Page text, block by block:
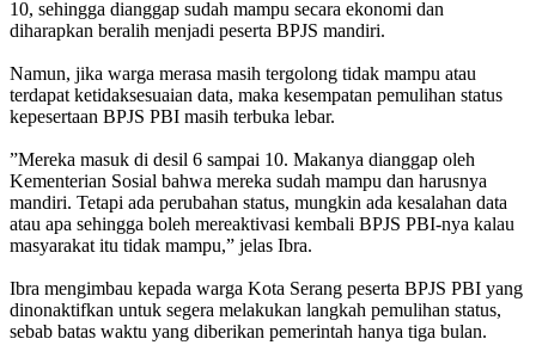
10, sehingga dianggap sudah mampu secara ekonomi dan
diharapkan beralih menjadi peserta BPJS mandiri.
‎Namun, jika warga merasa masih tergolong tidak mampu atau
terdapat ketidaksesuaian data, maka kesempatan pemulihan status
kepesertaan BPJS PBI masih terbuka lebar.
‎”Mereka masuk di desil 6 sampai 10. Makanya dianggap oleh
Kementerian Sosial bahwa mereka sudah mampu dan harusnya
mandiri. Tetapi ada perubahan status, mungkin ada kesalahan data
atau apa sehingga boleh mereaktivasi kembali BPJS PBI-nya kalau
masyarakat itu tidak mampu,” jelas Ibra.
‎Ibra mengimbau kepada warga Kota Serang peserta BPJS PBI yang
dinonaktifkan untuk segera melakukan langkah pemulihan status,
sebab batas waktu yang diberikan pemerintah hanya tiga bulan.